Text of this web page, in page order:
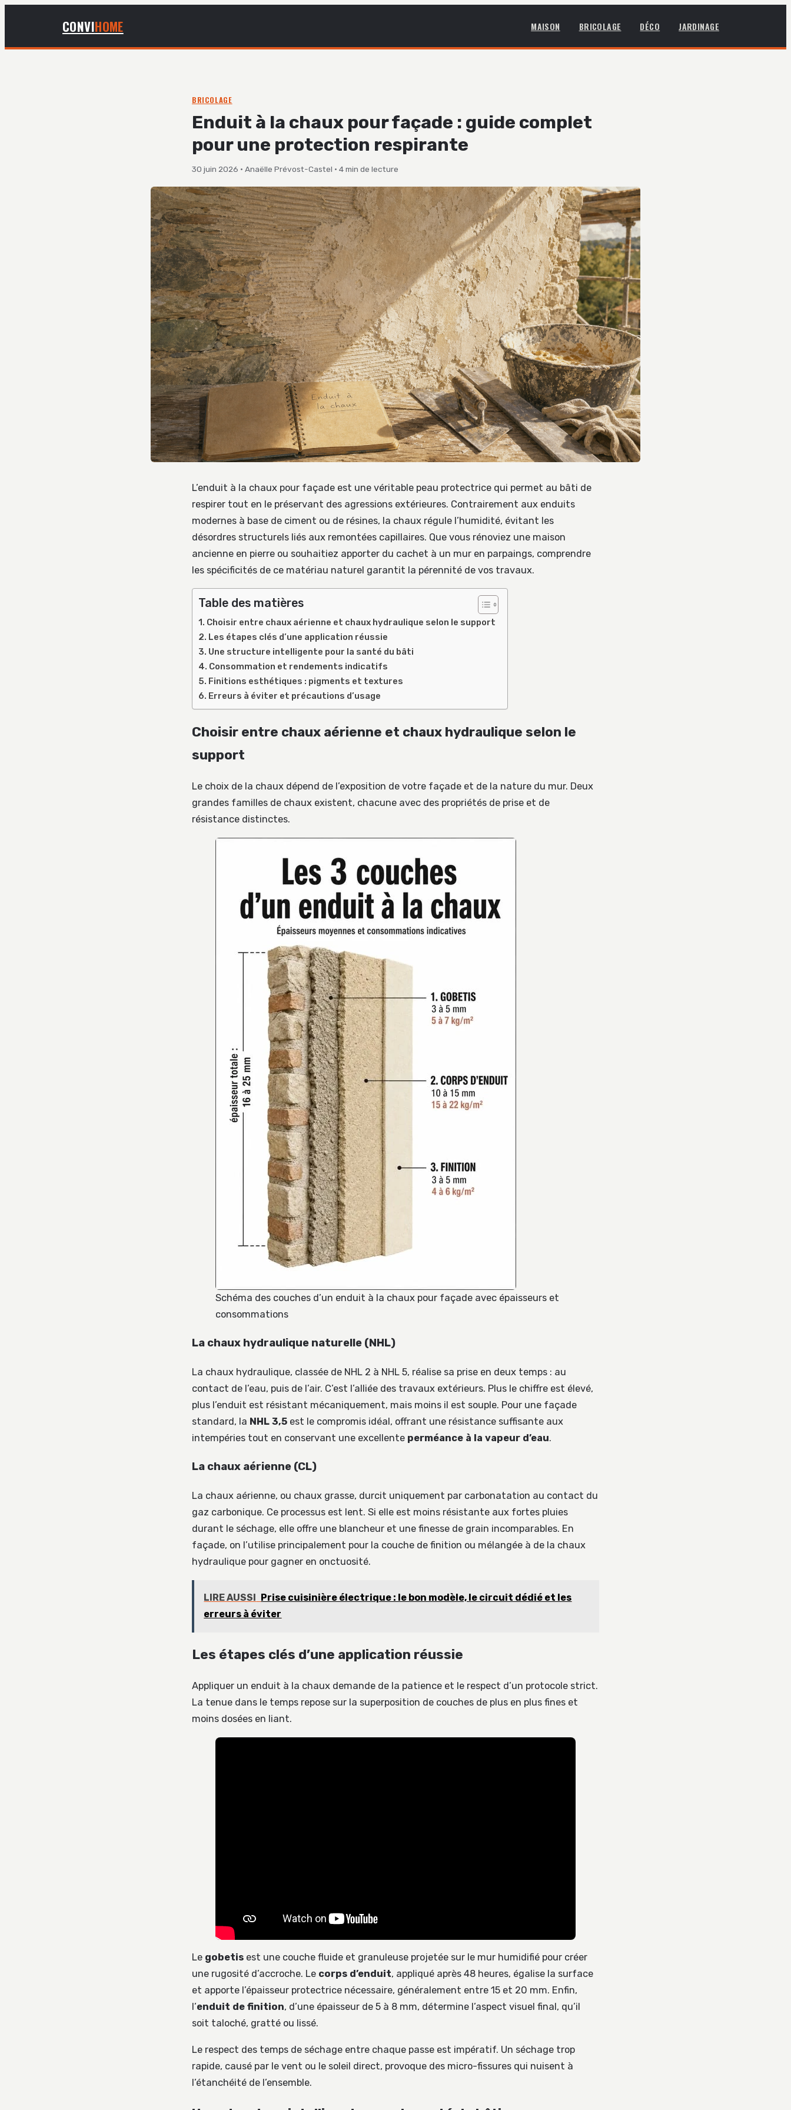
CONVIHOME MAISON BRICOLAGE DÉCO JARDINAGE
BRICOLAGE
Enduit à la chaux pour façade : guide complet
pour une protection respirante
30 juin 2026 · Anaëlle Prévost-Castel · 4 min de lecture
L’enduit à la chaux pour façade est une véritable peau protectrice qui permet au bâti de
respirer tout en le préservant des agressions extérieures. Contrairement aux enduits
modernes à base de ciment ou de résines, la chaux régule l’humidité, évitant les
désordres structurels liés aux remontées capillaires. Que vous rénoviez une maison
ancienne en pierre ou souhaitiez apporter du cachet à un mur en parpaings, comprendre
les spécificités de ce matériau naturel garantit la pérennité de vos travaux.
Table des matières
Choisir entre chaux aérienne et chaux hydraulique selon le support
Les étapes clés d’une application réussie
Une structure intelligente pour la santé du bâti
Consommation et rendements indicatifs
Finitions esthétiques : pigments et textures
Erreurs à éviter et précautions d’usage
Choisir entre chaux aérienne et chaux hydraulique selon le
support
Le choix de la chaux dépend de l’exposition de votre façade et de la nature du mur. Deux
grandes familles de chaux existent, chacune avec des propriétés de prise et de
résistance distinctes.
Schéma des couches d’un enduit à la chaux pour façade avec épaisseurs et
consommations
La chaux hydraulique naturelle (NHL)
La chaux hydraulique, classée de NHL 2 à NHL 5, réalise sa prise en deux temps : au
contact de l’eau, puis de l’air. C’est l’alliée des travaux extérieurs. Plus le chiffre est élevé,
plus l’enduit est résistant mécaniquement, mais moins il est souple. Pour une façade
standard, la NHL 3,5 est le compromis idéal, offrant une résistance suffisante aux
intempéries tout en conservant une excellente perméance à la vapeur d’eau.
La chaux aérienne (CL)
La chaux aérienne, ou chaux grasse, durcit uniquement par carbonatation au contact du
gaz carbonique. Ce processus est lent. Si elle est moins résistante aux fortes pluies
durant le séchage, elle offre une blancheur et une finesse de grain incomparables. En
façade, on l’utilise principalement pour la couche de finition ou mélangée à de la chaux
hydraulique pour gagner en onctuosité.
LIRE AUSSI
Prise cuisinière électrique : le bon modèle, le circuit dédié et les
erreurs à éviter
Les étapes clés d’une application réussie
Appliquer un enduit à la chaux demande de la patience et le respect d’un protocole strict.
La tenue dans le temps repose sur la superposition de couches de plus en plus fines et
moins dosées en liant.
Le gobetis est une couche fluide et granuleuse projetée sur le mur humidifié pour créer
une rugosité d’accroche. Le corps d’enduit, appliqué après 48 heures, égalise la surface
et apporte l’épaisseur protectrice nécessaire, généralement entre 15 et 20 mm. Enfin,
l’enduit de finition, d’une épaisseur de 5 à 8 mm, détermine l’aspect visuel final, qu’il
soit taloché, gratté ou lissé.
Le respect des temps de séchage entre chaque passe est impératif. Un séchage trop
rapide, causé par le vent ou le soleil direct, provoque des micro-fissures qui nuisent à
l’étanchéité de l’ensemble.